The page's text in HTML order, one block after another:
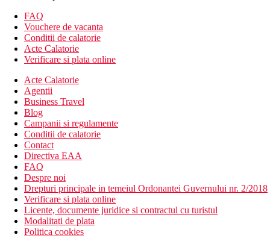
Camera dubla, vedere la mare
Camera de familie, vedere partiala la mare: 2 dormitoare
separate
Divertisment
Programe de animatie in timpul zilei si seara, spectacole.
Mese
Ultra all inclusive
Mic dejun, pranz si cina tip bufet
Gustare usoara (12:30–4:00 p.m.)
Gözleme (11:00-16:00)
Vafe (14:30-16:00)
Inghetata pentru copii (12:30–4:00 p.m.)
Mini-bufet la miezul noptii (23:00 – 7:00)
Bauturi alcoolice si nealcoolice selectate de productie
locala (24 de ore pe zi)
FAQ
Vouchere de vacanta
Conditii de calatorie
Acte Calatorie
Verificare si plata online
Acte Calatorie
Agentii
Business Travel
Blog
Campanii si regulamente
Conditii de calatorie
Contact
Directiva EAA
FAQ
Despre noi
Drepturi principale in temeiul Ordonantei Guvernului nr. 2/2018
Verificare si plata online
Licente, documente juridice si contractul cu turistul
Modalitati de plata
Politica cookies